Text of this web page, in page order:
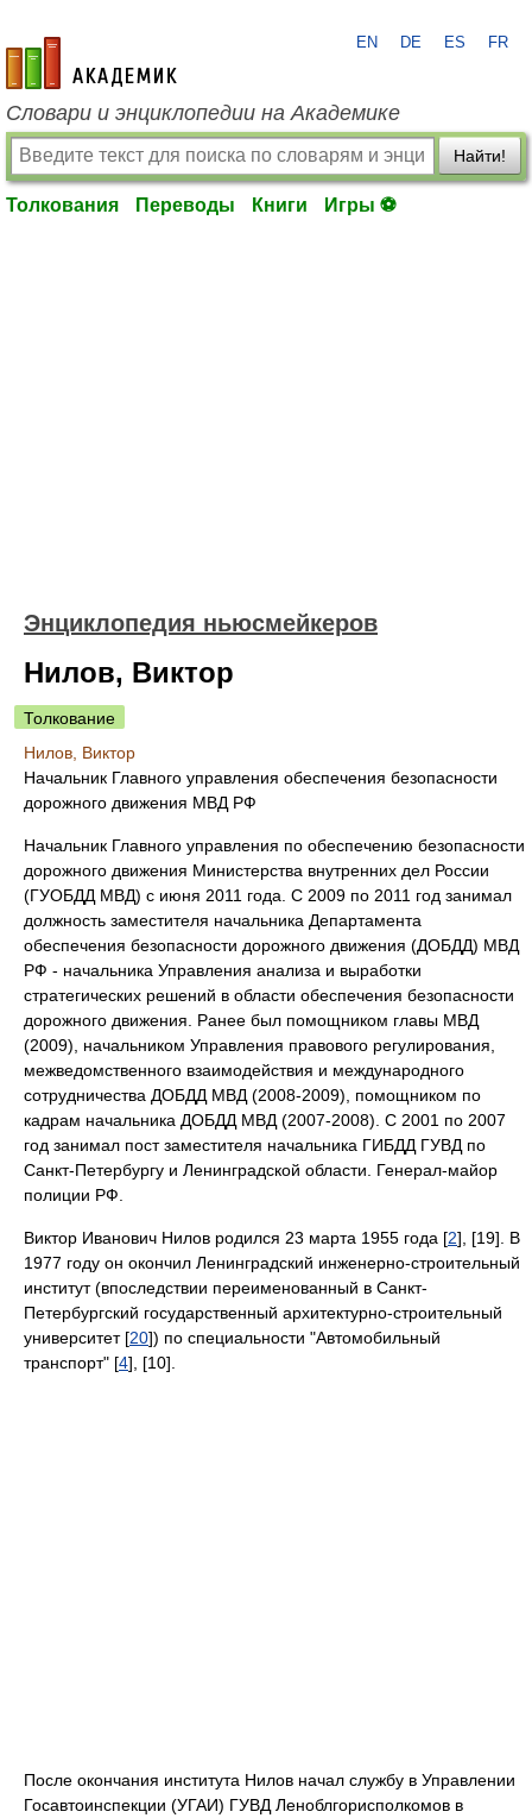
academic.ru
EN DE ES FR
Словари и энциклопедии на Академике
Найти!
Толкования Переводы Книги Игры ⚽
Энциклопедия ньюсмейкеров
Нилов, Виктор
Толкование
Нилов, Виктор
Начальник Главного управления обеспечения безопасности
дорожного движения МВД РФ
Начальник Главного управления по обеспечению безопасности
дорожного движения Министерства внутренних дел России
(ГУОБДД МВД) с июня 2011 года. С 2009 по 2011 год занимал
должность заместителя начальника Департамента
обеспечения безопасности дорожного движения (ДОБДД) МВД
РФ - начальника Управления анализа и выработки
стратегических решений в области обеспечения безопасности
дорожного движения. Ранее был помощником главы МВД
(2009), начальником Управления правового регулирования,
межведомственного взаимодействия и международного
сотрудничества ДОБДД МВД (2008-2009), помощником по
кадрам начальника ДОБДД МВД (2007-2008). С 2001 по 2007
год занимал пост заместителя начальника ГИБДД ГУВД по
Санкт-Петербургу и Ленинградской области. Генерал-майор
полиции РФ.
Виктор Иванович Нилов родился 23 марта 1955 года [2], [19]. В
1977 году он окончил Ленинградский инженерно-строительный
институт (впоследствии переименованный в Санкт-
Петербургский государственный архитектурно-строительный
университет [20]) по специальности "Автомобильный
транспорт" [4], [10].
После окончания института Нилов начал службу в Управлении
Госавтоинспекции (УГАИ) ГУВД Леноблгорисполкомов в